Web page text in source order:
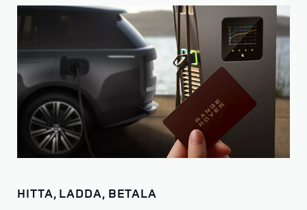
HITTA, LADDA, BETALA